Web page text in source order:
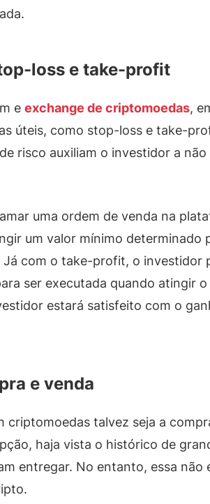
loss e take-profit
e exchange de criptomoedas,
úteis, como stop-loss e take-
risco auxiliam o investidor a
uma ordem de venda na
um valor mínimo determinado
com o take-profit, o investidor
ser executada quando atingir
estará satisfeito com o
e venda
criptomoedas talvez seja a
haja vista o histórico de
entregar. No entanto, essa não